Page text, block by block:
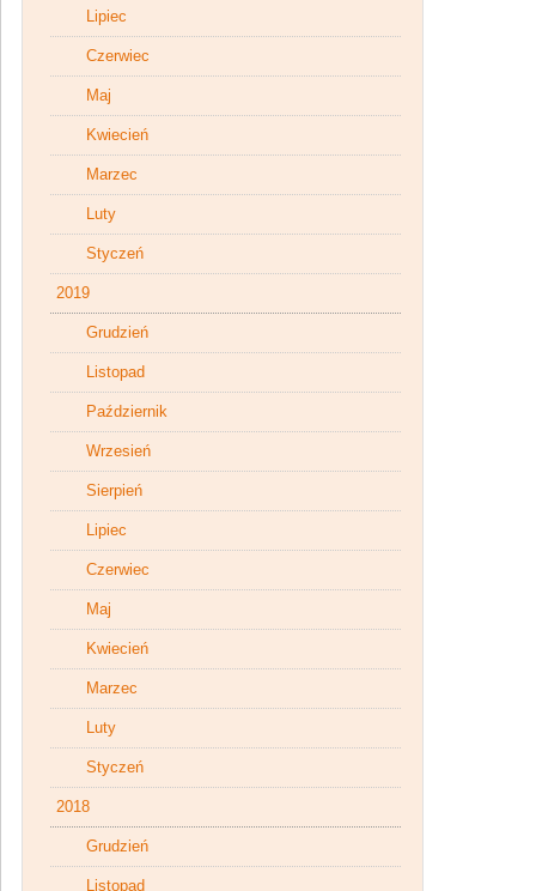
Lipiec
Czerwiec
Maj
Kwiecień
Marzec
Luty
Styczeń
2019
Grudzień
Listopad
Październik
Wrzesień
Sierpień
Lipiec
Czerwiec
Maj
Kwiecień
Marzec
Luty
Styczeń
2018
Grudzień
Listopad